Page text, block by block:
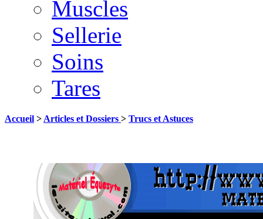
Muscles
Sellerie
Soins
Tares
Accueil > Articles et Dossiers > Trucs et Astuces